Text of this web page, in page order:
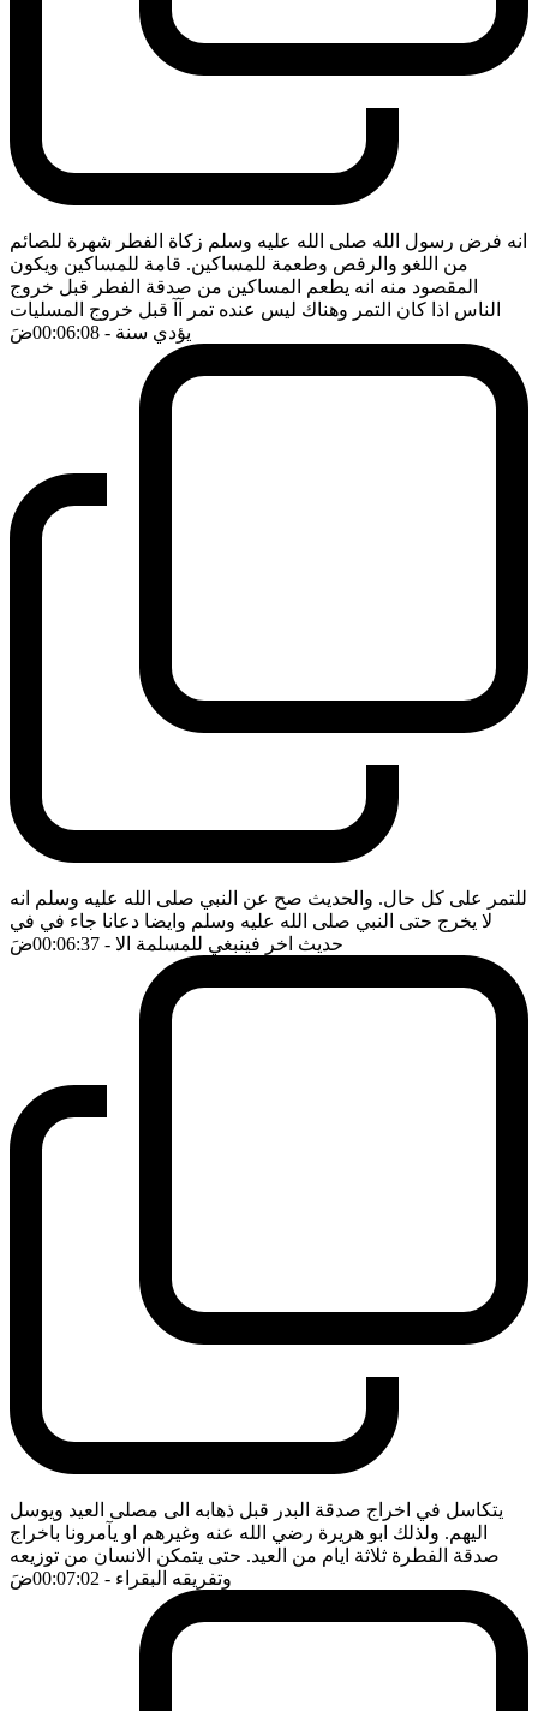
انه فرض رسول الله صلى الله عليه وسلم زكاة الفطر شهرة للصائم
من اللغو والرفص وطعمة للمساكين. قامة للمساكين ويكون
المقصود منه انه يطعم المساكين من صدقة الفطر قبل خروج
الناس اذا كان التمر وهناك ليس عنده تمر آآ قبل خروج المسليات
يؤدي سنة - 00:06:08 ضَ
للتمر على كل حال. والحديث صح عن النبي صلى الله عليه وسلم انه
لا يخرج حتى النبي صلى الله عليه وسلم وايضا دعانا جاء في في
حديث اخر فينبغي للمسلمة الا - 00:06:37 ضَ
يتكاسل في اخراج صدقة البدر قبل ذهابه الى مصلى العيد ويوسل
اليهم. ولذلك ابو هريرة رضي الله عنه وغيرهم او يآمرونا باخراج
صدقة الفطرة ثلاثة ايام من العيد. حتى يتمكن الانسان من توزيعه
وتفريقه البقراء - 00:07:02 ضَ